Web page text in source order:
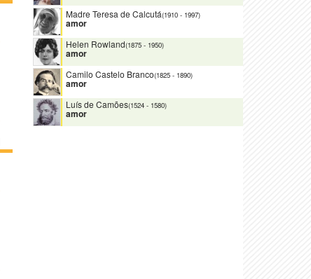
Madre Teresa de Calcutá(1910 - 1997)
amor
Helen Rowland(1875 - 1950)
amor
Camilo Castelo Branco(1825 - 1890)
amor
Luís de Camões(1524 - 1580)
amor